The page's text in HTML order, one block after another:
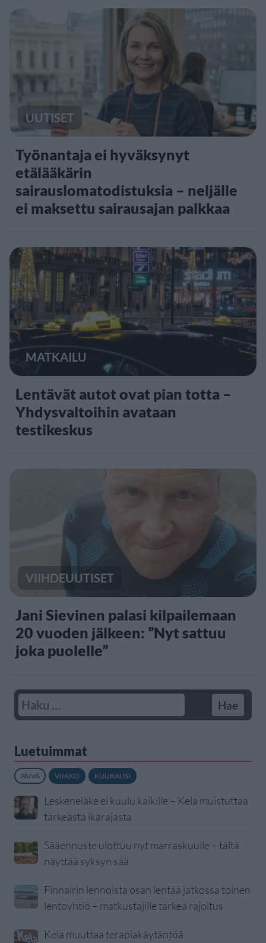
UUTISET
Työnantaja ei hyväksynyt
etälääkärin
sairauslomatodistuksia – neljälle
ei maksettu sairausajan palkkaa
MATKAILU
Lentävät autot ovat pian totta –
Yhdysvaltoihin avataan
testikeskus
VIIHDEUUTISET
Jani Sievinen palasi kilpailemaan
20 vuoden jälkeen: ”Nyt sattuu
joka puolelle”
Luetuimmat
PÄIVÄ VIIKKO KUUKAUSI
Leskeneläke ei kuulu kaikille – Kela muistuttaa
tärkeästä ikärajasta
Sääennuste ulottuu nyt marraskuulle – tältä
näyttää syksyn sää
Finnairin lennoista osan lentää jatkossa toinen
lentoyhtiö – matkustajille tärkeä rajoitus
Kela muuttaa terapiakäytäntöä